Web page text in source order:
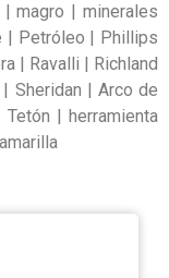
magro | minerales
| Petróleo | Phillips
| Ravalli | Richland
Sheridan | Arco de
| herramienta